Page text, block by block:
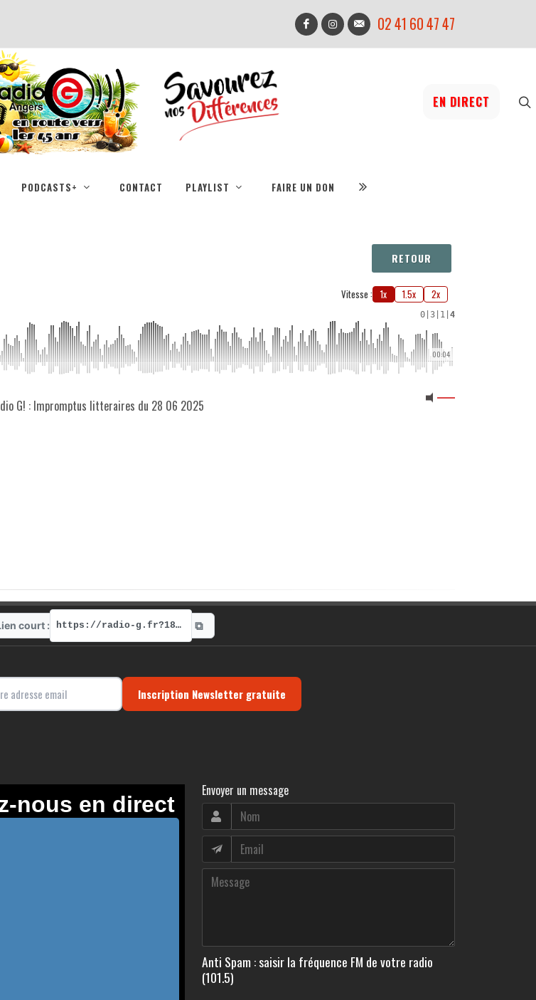
02 41 60 47 47
EN DIRECT
PODCASTS+ CONTACT PLAYLIST FAIRE UN DON
RETOUR
Vitesse : 1x 1.5x 2x
0 3 1 4
00:04
G! : Impromptus litteraires du 28 06 2025
court : https://radio-g.fr?18060 ⧉
Inscription Newsletter gratuite
Envoyer un message
Anti Spam : saisir la fréquence FM de votre radio
(101.5)